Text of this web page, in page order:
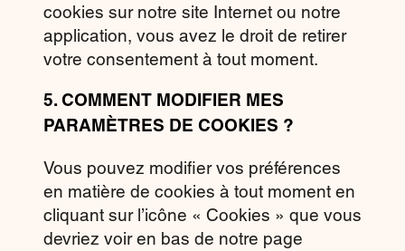
cookies sur notre site Internet ou notre
application, vous avez le droit de retirer
votre consentement à tout moment.
5. COMMENT MODIFIER MES
PARAMÈTRES DE COOKIES ?
Vous pouvez modifier vos préférences
en matière de cookies à tout moment en
cliquant sur l’icône « Cookies » que vous
devriez voir en bas de notre page